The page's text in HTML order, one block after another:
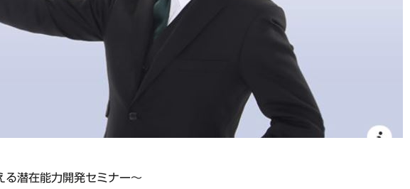
る潜在能力開発セミナー～